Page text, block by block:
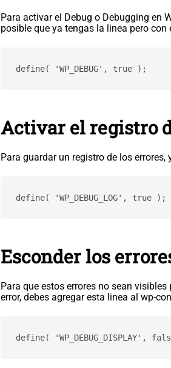
Para activar el Debug o Debugging en
posible que ya tengas la linea pero con
Activar el registro
Para guardar un registro de los
define( 'WP_DEBUG_LOG', true );
Esconder los
Para que estos errores no sean
error, debes agregar esta linea al wp-
define( 'WP_DEBUG_DISPLAY',